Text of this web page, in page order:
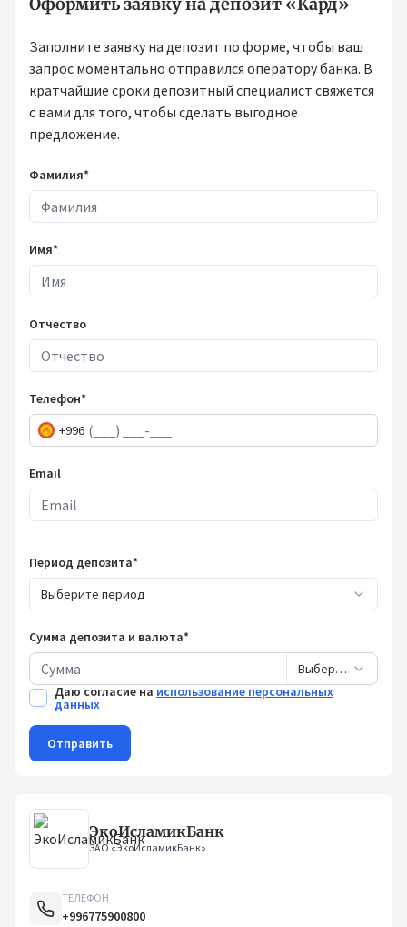
Заполните заявку на депозит по форме, чтобы ваш
запрос моментально отправился оператору банка. В
кратчайшие сроки депозитный специалист свяжется
с вами для того, чтобы сделать выгодное
предложение.
Фамилия*
Имя*
Отчество
Телефон*
+996
Email
Период депозита*
Выберите период
Сумма депозита и валюта*
Выберите валюту
Даю согласие на использование персональных
данных
Отправить
ЭкоИсламикБанк
ЗАО «ЭкоИсламикБанк»
ТЕЛЕФОН
+996775900800